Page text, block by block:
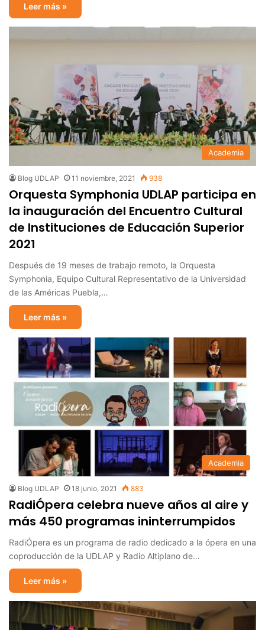
Leer más »
Academia
Blog UDLAP 11 noviembre, 2021 938
Orquesta Symphonia UDLAP participa en
la inauguración del Encuentro Cultural
de Instituciones de Educación Superior
2021
Después de 19 meses de trabajo remoto, la Orquesta
Symphonia, Equipo Cultural Representativo de la Universidad
de las Américas Puebla,…
Leer más »
Academia
Blog UDLAP 18 junio, 2021 883
RadiÓpera celebra nueve años al aire y
más 450 programas ininterrumpidos
RadiÓpera es un programa de radio dedicado a la ópera en una
coproducción de la UDLAP y Radio Altiplano de…
Leer más »